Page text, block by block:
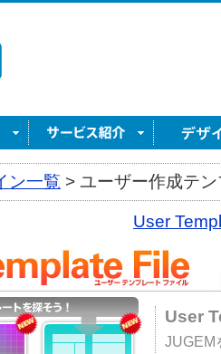
ン一覧 > ユーザー作成テ
User
User
JUGEM